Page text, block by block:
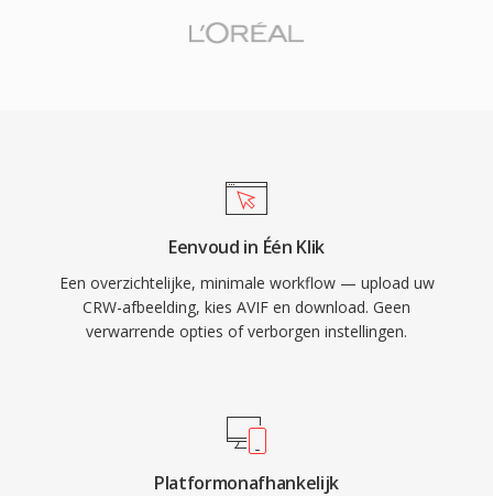
Eenvoud in Één Klik
Een overzichtelijke, minimale workflow — upload uw
CRW-afbeelding, kies AVIF en download. Geen
verwarrende opties of verborgen instellingen.
Platformonafhankelijk